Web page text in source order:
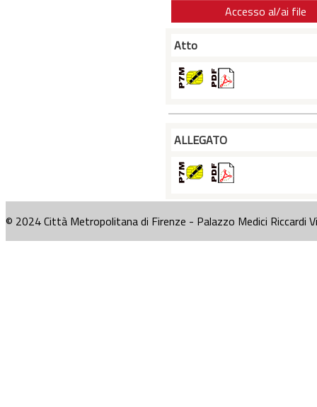
Accesso al/ai file
Atto
ALLEGATO
© 2024 Città Metropolitana di Firenze - Palazzo Medici Riccardi